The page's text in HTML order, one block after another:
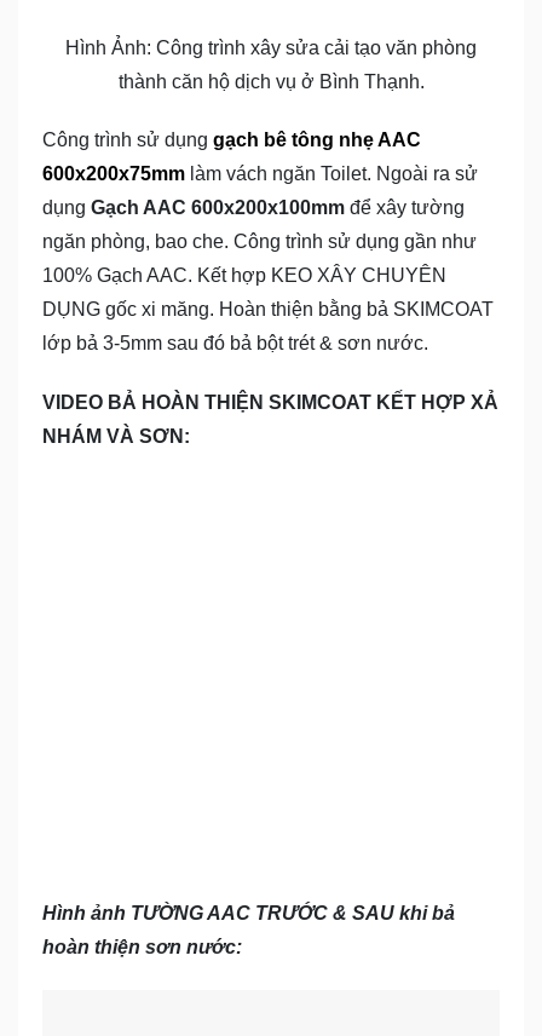
Hình Ảnh: Công trình xây sửa cải tạo văn phòng
thành căn hộ dịch vụ ở Bình Thạnh.
Công trình sử dụng gạch bê tông nhẹ AAC
600x200x75mm làm vách ngăn Toilet. Ngoài ra sử
dụng Gạch AAC 600x200x100mm để xây tường
ngăn phòng, bao che. Công trình sử dụng gần như
100% Gạch AAC. Kết hợp KEO XÂY CHUYÊN
DỤNG gốc xi măng. Hoàn thiện bằng bả SKIMCOAT
lớp bả 3-5mm sau đó bả bột trét & sơn nước.
VIDEO BẢ HOÀN THIỆN SKIMCOAT KẾT HỢP XẢ
NHÁM VÀ SƠN:
Hình ảnh TƯỜNG AAC TRƯỚC & SAU khi bả
hoàn thiện sơn nước: